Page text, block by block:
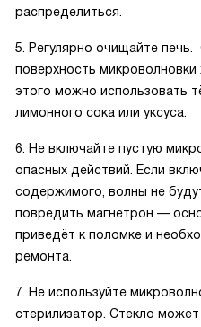
распределиться.
5. Регулярно очищайте
поверхность
этого можно использовать
лимонного сока или уксуса.
6. Не включайте пустую
опасных действий. Если
содержимого, волны не
повредить магнетрон —
приведёт к поломке и
ремонта.
7. Не используйте
стерилизатор. Стекло